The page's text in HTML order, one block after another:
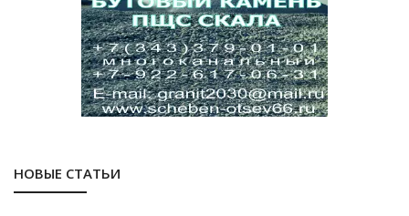
НОВЫЕ СТАТЬИ